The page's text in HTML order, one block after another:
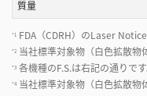
質量
*1 FDA（CDRH）のLaser
*2 当社標準対象物（白色拡散物
*3 各機種のF.S.は右記の通り
*4 当社標準対象物（白色拡散